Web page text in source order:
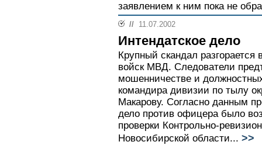
заявлением к ним пока не
// 11.07.2002
Интендатское дело
Крупный скандал
войск МВД. Следователи
мошенничестве и
командира дивизии по тылу
Макарову. Согласно данным
дело против офицера было
проверки Контрольно-
Новосибирской области... >>